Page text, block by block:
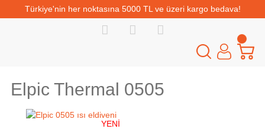
Türkiye'nin her noktasına 5000 TL ve üzeri kargo bedava!
Elpic Thermal 0505
YENİ